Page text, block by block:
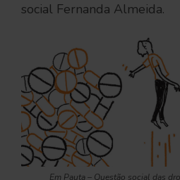
social Fernanda Almeida.
Em Pauta – Questão social das